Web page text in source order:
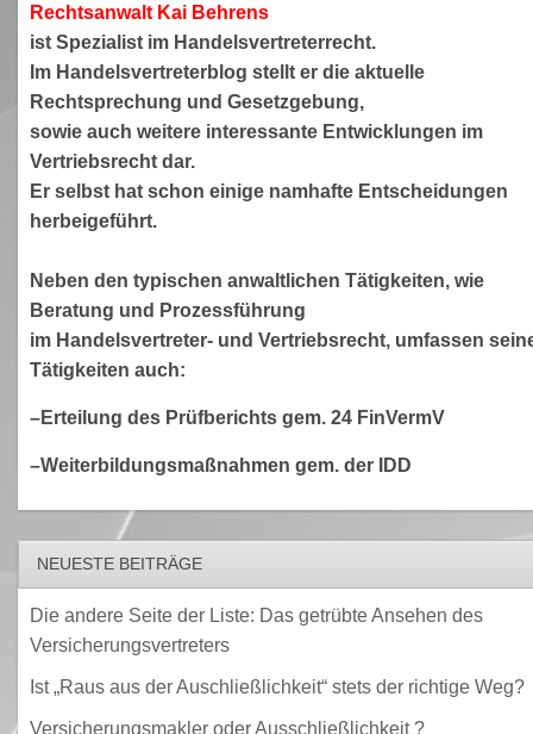
Rechtsanwalt Kai Behrens
ist Spezialist im Handelsvertreterrecht.
Im Handelsvertreterblog stellt er die aktuelle
Rechtsprechung und Gesetzgebung,
sowie auch weitere interessante Entwicklungen im
Vertriebsrecht dar.
Er selbst hat schon einige namhafte Entscheidungen
herbeigeführt.
Neben den typischen anwaltlichen Tätigkeiten, wie
Beratung und Prozessführung
im Handelsvertreter- und Vertriebsrecht, umfassen
Tätigkeiten auch:
–Erteilung des Prüfberichts gem. 24 FinVermV
–Weiterbildungsmaßnahmen gem. der IDD
NEUESTE BEITRÄGE
Die andere Seite der Liste: Das getrübte Ansehen des
Versicherungsvertreters
Ist „Raus aus der Auschließlichkeit“ stets der richtige Weg?
Versicherungsmakler oder Ausschließlichkeit ?